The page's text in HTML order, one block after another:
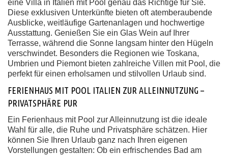
eine Villa in Italien mit Pool genau das Richtige für Sie.
Diese exklusiven Unterkünfte bieten oft atemberaubende
Ausblicke, weitläufige Gartenanlagen und hochwertige
Ausstattung. Genießen Sie ein Glas Wein auf Ihrer
Terrasse, während die Sonne langsam hinter den Hügeln
verschwindet. Besonders die Regionen wie Toskana,
Umbrien und Piemont bieten zahlreiche Villen mit Pool, die
perfekt für einen erholsamen und stilvollen Urlaub sind.
FERIENHAUS MIT POOL ITALIEN ZUR ALLEINNUTZUNG –
PRIVATSPHÄRE PUR
Ein Ferienhaus mit Pool zur Alleinnutzung ist die ideale
Wahl für alle, die Ruhe und Privatsphäre schätzen. Hier
können Sie Ihren Urlaub ganz nach Ihren eigenen
Vorstellungen gestalten: Ob ein erfrischendes Bad am